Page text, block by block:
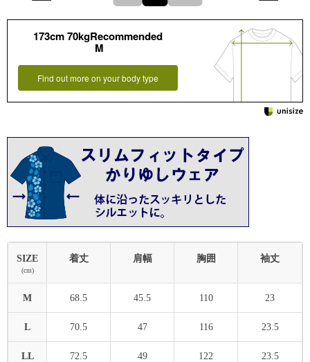
173cm 70kgRecommended
M
Find out more on your body type
SIZE
(cm)
着丈 肩幅 胸囲 袖丈
M 68.5 45.5 110 23
L 70.5 47 116 23.5
LL 72.5 49 122 23.5